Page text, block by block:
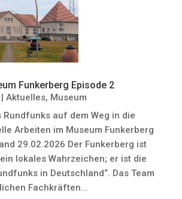
Funkerberg Episode 2
| Aktuelles, Museum
Rundfunks auf dem Weg in die
Arbeiten im Museum Funkerberg
29.02.2026 Der Funkerberg ist
lokales Wahrzeichen; er ist die
in Deutschland“. Das Team
Fachkräften...